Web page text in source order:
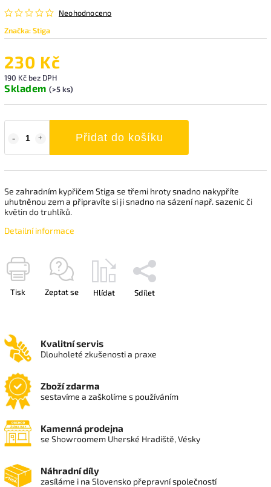
Neohodnoceno
Značka:Stiga
230 Kč
190 Kč bez DPH
Skladem (>5 ks)
Přidat do košíku
Se zahradním kypřičem Stiga se třemi hroty snadno nakypříte
uhutněnou zem a připravíte si ji snadno na sázení např. sazenic či
květin do truhlíků.
Detailní informace
Tisk Zeptat se Hlídat Sdílet
Kvalitní servis
Dlouholeté zkušenosti a praxe
Zboží zdarma
sestavíme a zaškolíme s používáním
Kamenná prodejna
se Showroomem Uherské Hradiště, Vésky
Náhradní díly
zasíláme i na Slovensko přepravní společností